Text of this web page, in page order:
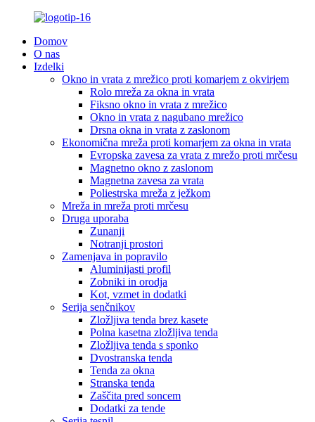
Domov
O nas
Izdelki
Okno in vrata z mrežico proti komarjem z okvirjem
Rolo mreža za okna in vrata
Fiksno okno in vrata z mrežico
Okno in vrata z nagubano mrežico
Drsna okna in vrata z zaslonom
Ekonomična mreža proti komarjem za okna in vrata
Evropska zavesa za vrata z mrežo proti mrčesu
Magnetno okno z zaslonom
Magnetna zavesa za vrata
Poliestrska mreža z ježkom
Mreža in mreža proti mrčesu
Druga uporaba
Zunanji
Notranji prostori
Zamenjava in popravilo
Aluminijasti profil
Zobniki in orodja
Kot, vzmet in dodatki
Serija senčnikov
Zložljiva tenda brez kasete
Polna kasetna zložljiva tenda
Zložljiva tenda s sponko
Dvostranska tenda
Tenda za okna
Stranska tenda
Zaščita pred soncem
Dodatki za tende